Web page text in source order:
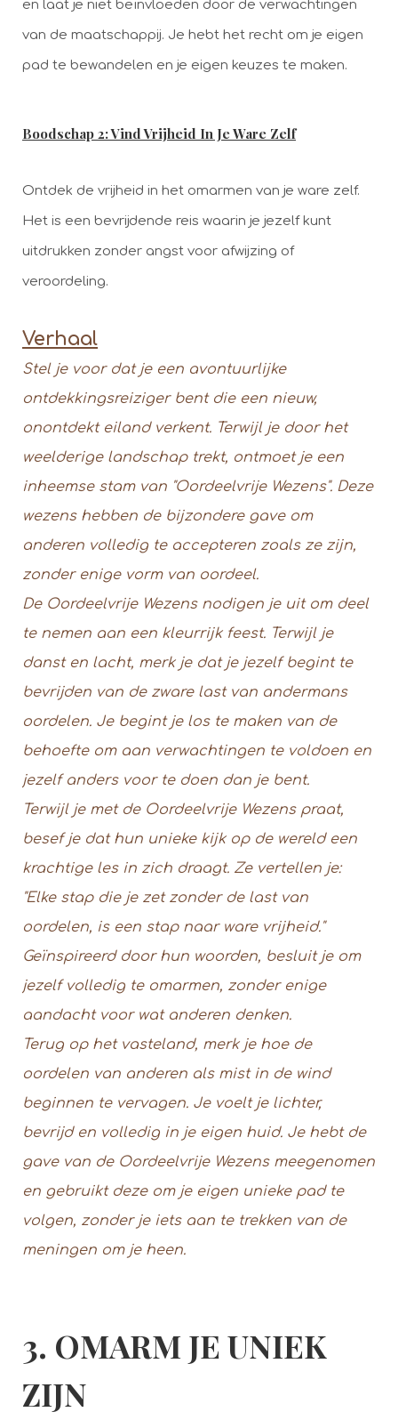
en laat je niet beïnvloeden door de verwachtingen
van de maatschappij. Je hebt het recht om je eigen
pad te bewandelen en je eigen keuzes te maken.
Boodschap 2: Vind Vrijheid In Je Ware Zelf
Ontdek de vrijheid in het omarmen van je ware zelf.
Het is een bevrijdende reis waarin je jezelf kunt
uitdrukken zonder angst voor afwijzing of
veroordeling.
Verhaal
Stel je voor dat je een avontuurlijke
ontdekkingsreiziger bent die een nieuw,
onontdekt eiland verkent. Terwijl je door het
weelderige landschap trekt, ontmoet je een
inheemse stam van "Oordeelvrije Wezens". Deze
wezens hebben de bijzondere gave om
anderen volledig te accepteren zoals ze zijn,
zonder enige vorm van oordeel.
De Oordeelvrije Wezens nodigen je uit om deel
te nemen aan een kleurrijk feest. Terwijl je
danst en lacht, merk je dat je jezelf begint te
bevrijden van de zware last van andermans
oordelen. Je begint je los te maken van de
behoefte om aan verwachtingen te voldoen en
jezelf anders voor te doen dan je bent.
Terwijl je met de Oordeelvrije Wezens praat,
besef je dat hun unieke kijk op de wereld een
krachtige les in zich draagt. Ze vertellen je:
"Elke stap die je zet zonder de last van
oordelen, is een stap naar ware vrijheid."
Geïnspireerd door hun woorden, besluit je om
jezelf volledig te omarmen, zonder enige
aandacht voor wat anderen denken.
Terug op het vasteland, merk je hoe de
oordelen van anderen als mist in de wind
beginnen te vervagen. Je voelt je lichter,
bevrijd en volledig in je eigen huid. Je hebt de
gave van de Oordeelvrije Wezens meegenomen
en gebruikt deze om je eigen unieke pad te
volgen, zonder je iets aan te trekken van de
meningen om je heen.
3. OMARM JE UNIEK
ZIJN